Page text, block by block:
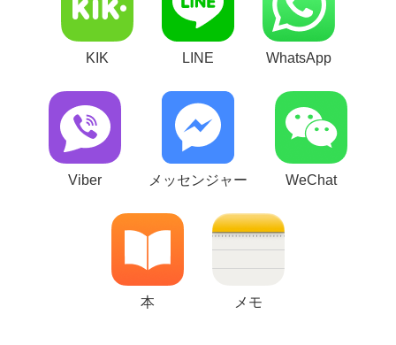
KIK LINE WhatsApp
Viber メッセンジャー WeChat
本 メモ